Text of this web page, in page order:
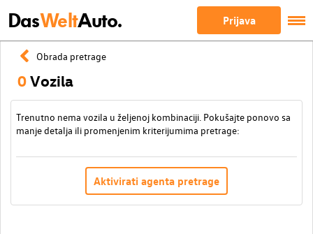
DasWeltAuto. Prijava
Obrada pretrage
0Vozila
Trenutno nema vozila u željenoj kombinaciji. Pokušajte ponovo sa
manje detalja ili promenjenim kriterijumima pretrage:
Aktivirati agenta pretrage